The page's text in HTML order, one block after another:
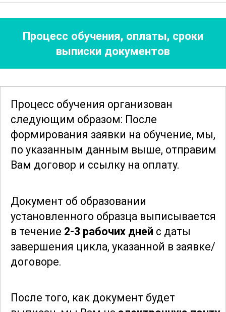
для повышения эффективности и
безопасности работы. Вы узнаете о
системах управления и мониторинга,
которые помогают оптимизировать
процессы переработки и снизить
Это позволит вам быть в курсе
новейших тенденций и технологий в
области переработки серы.
По завершению обучения вы будете
обладать необходимыми знаниями и
современном производстве. Ваши
компетенции включают управление
технологическими процессами,
контроль качества продукции и
соблюдение экологических норм. Это
рынке труда и открывает новые
Процесс обучения, оплаты, сроки
выписки документов
Процесс обучения организован
следующим образом: После
формирования заявки на обучение, мы,
по указанным данным выше, отправим
Вам договор и ссылку на оплату.
Документ об образовании
установленного образца выписывается
в течение 2-3 рабочих дней с даты
завершения цикла, указанной в заявке/
договоре.
После того, как документ будет